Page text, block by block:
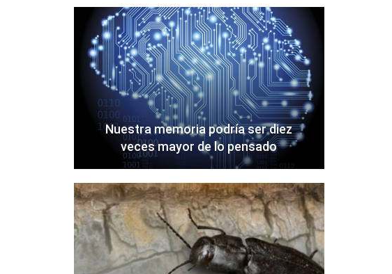
Nuestra memoria podría ser diez
veces mayor de lo pensado